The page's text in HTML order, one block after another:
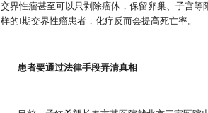
交界性瘤甚至可以只剥除瘤体，保留卵巢、子宫
样的Ⅰ期交界性瘤患者，化疗反而会提高死亡率。
患者要通过法律手段弄清真相